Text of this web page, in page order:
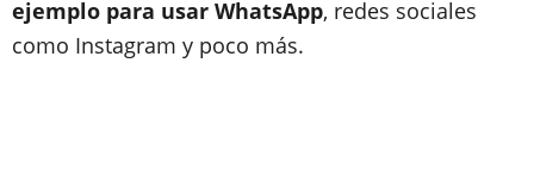
ejemplo para usar WhatsApp, redes sociales
como Instagram y poco más.